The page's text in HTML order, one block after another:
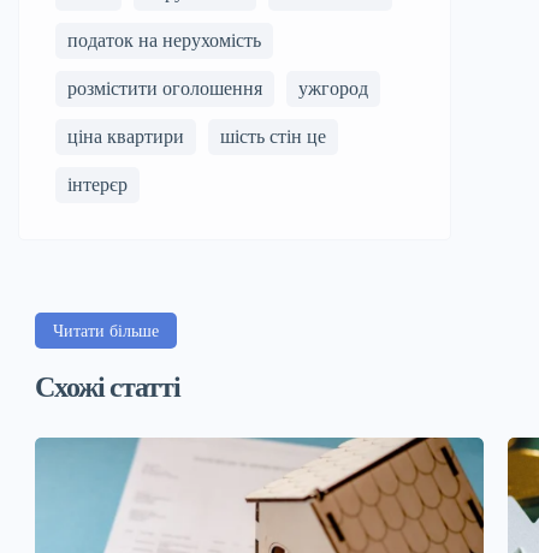
податок на нерухомість
розмістити оголошення
ужгород
ціна квартири
шість стін це
інтерєр
Читати більше
Схожі статті